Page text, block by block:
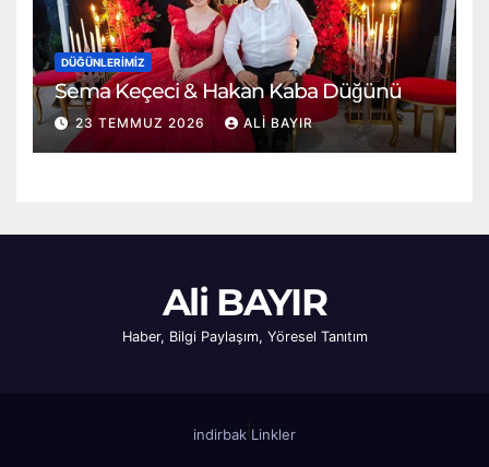
DÜĞÜNLERIMIZ
Sema Keçeci & Hakan Kaba Düğünü
23 TEMMUZ 2026 ALI BAYIR
Ali BAYIR
Haber, Bilgi Paylaşım, Yöresel Tanıtım
indirbak Linkler